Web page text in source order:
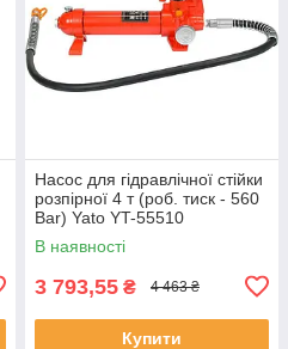
Насос для гідравлічної стійки
розпірної 4 т (роб. тиск - 560
Bar) Yato YT-55510
В наявності
3 793,55 ₴ 4 463 ₴
Купити